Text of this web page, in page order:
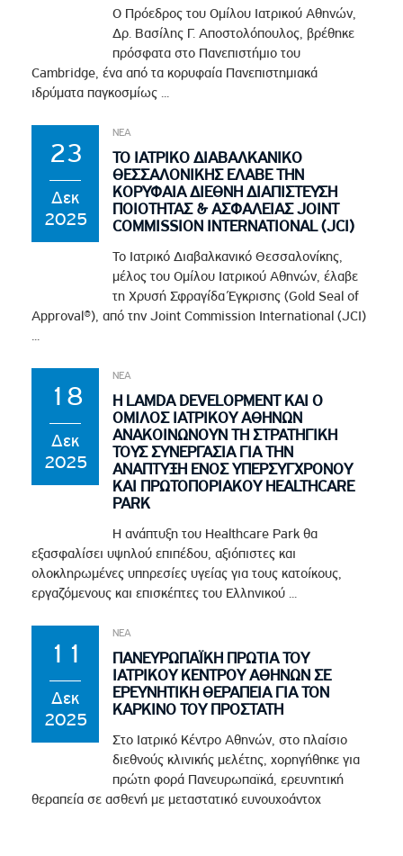
Ο Πρόεδρος του Ομίλου Ιατρικού Αθηνών,
Δρ. Βασίλης Γ. Αποστολόπουλος, βρέθηκε
πρόσφατα στο Πανεπιστήμιο του
Cambridge, ένα από τα κορυφαία Πανεπιστημιακά
ιδρύματα παγκοσμίως ...
23
Δεκ
2025
ΝΕΑ
ΤΟ ΙΑΤΡΙΚΟ ΔΙΑΒΑΛΚΑΝΙΚΟ
ΘΕΣΣΑΛΟΝΙΚΗΣ ΕΛΑΒΕ ΤΗΝ
ΚΟΡΥΦΑΙΑ ΔΙΕΘΝΗ ΔΙΑΠΙΣΤΕΥΣΗ
ΠΟΙΟΤΗΤΑΣ & ΑΣΦΑΛΕΙΑΣ JOINT
COMMISSION INTERNATIONAL (JCI)
Το Ιατρικό Διαβαλκανικό Θεσσαλονίκης,
μέλος του Ομίλου Ιατρικού Αθηνών, έλαβε
τη Χρυσή Σφραγίδα Έγκρισης (Gold Seal of
Approval®), από την Joint Commission International (JCI)
...
18
Δεκ
2025
ΝΕΑ
Η LAMDA DEVELOPMENT ΚΑΙ Ο
ΟΜΙΛΟΣ ΙΑΤΡΙΚΟΥ ΑΘΗΝΩΝ
ΑΝΑΚΟΙΝΩΝΟΥΝ ΤΗ ΣΤΡΑΤΗΓΙΚΗ
ΤΟΥΣ ΣΥΝΕΡΓΑΣΙΑ ΓΙΑ ΤΗΝ
ΑΝΑΠΤΥΞΗ ΕΝΟΣ ΥΠΕΡΣΥΓΧΡΟΝΟΥ
ΚΑΙ ΠΡΩΤΟΠΟΡΙΑΚΟΥ HEALTHCARE
PARK
Η ανάπτυξη του Healthcare Park θα
εξασφαλίσει υψηλού επιπέδου, αξιόπιστες και
ολοκληρωμένες υπηρεσίες υγείας για τους κατοίκους,
εργαζόμενους και επισκέπτες του Ελληνικού ...
11
Δεκ
2025
ΝΕΑ
ΠΑΝΕΥΡΩΠΑΪΚΗ ΠΡΩΤΙΑ ΤΟΥ
ΙΑΤΡΙΚΟΥ ΚΕΝΤΡΟΥ ΑΘΗΝΩΝ ΣΕ
ΕΡΕΥΝΗΤΙΚΗ ΘΕΡΑΠΕΙΑ ΓΙΑ ΤΟΝ
ΚΑΡΚΙΝΟ ΤΟΥ ΠΡΟΣΤΑΤΗ
Στο Ιατρικό Κέντρο Αθηνών, στο πλαίσιο
διεθνούς κλινικής μελέτης, χορηγήθηκε για
πρώτη φορά Πανευρωπαϊκά, ερευνητική
θεραπεία σε ασθενή με μεταστατικό ευνουχοάντοχ